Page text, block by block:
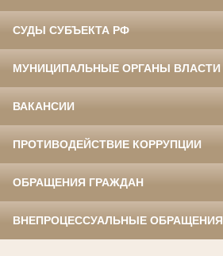
СУДЫ СУБЪЕКТА РФ
МУНИЦИПАЛЬНЫЕ ОРГАНЫ ВЛАСТИ
ВАКАНСИИ
ПРОТИВОДЕЙСТВИЕ КОРРУПЦИИ
ОБРАЩЕНИЯ ГРАЖДАН
ВНЕПРОЦЕССУАЛЬНЫЕ ОБРАЩЕНИЯ